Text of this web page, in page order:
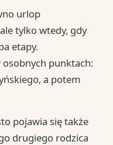
urlop
tylko wtedy, gdy
etapy.
punktach:
a potem
pojawia się także
drugiego rodzica